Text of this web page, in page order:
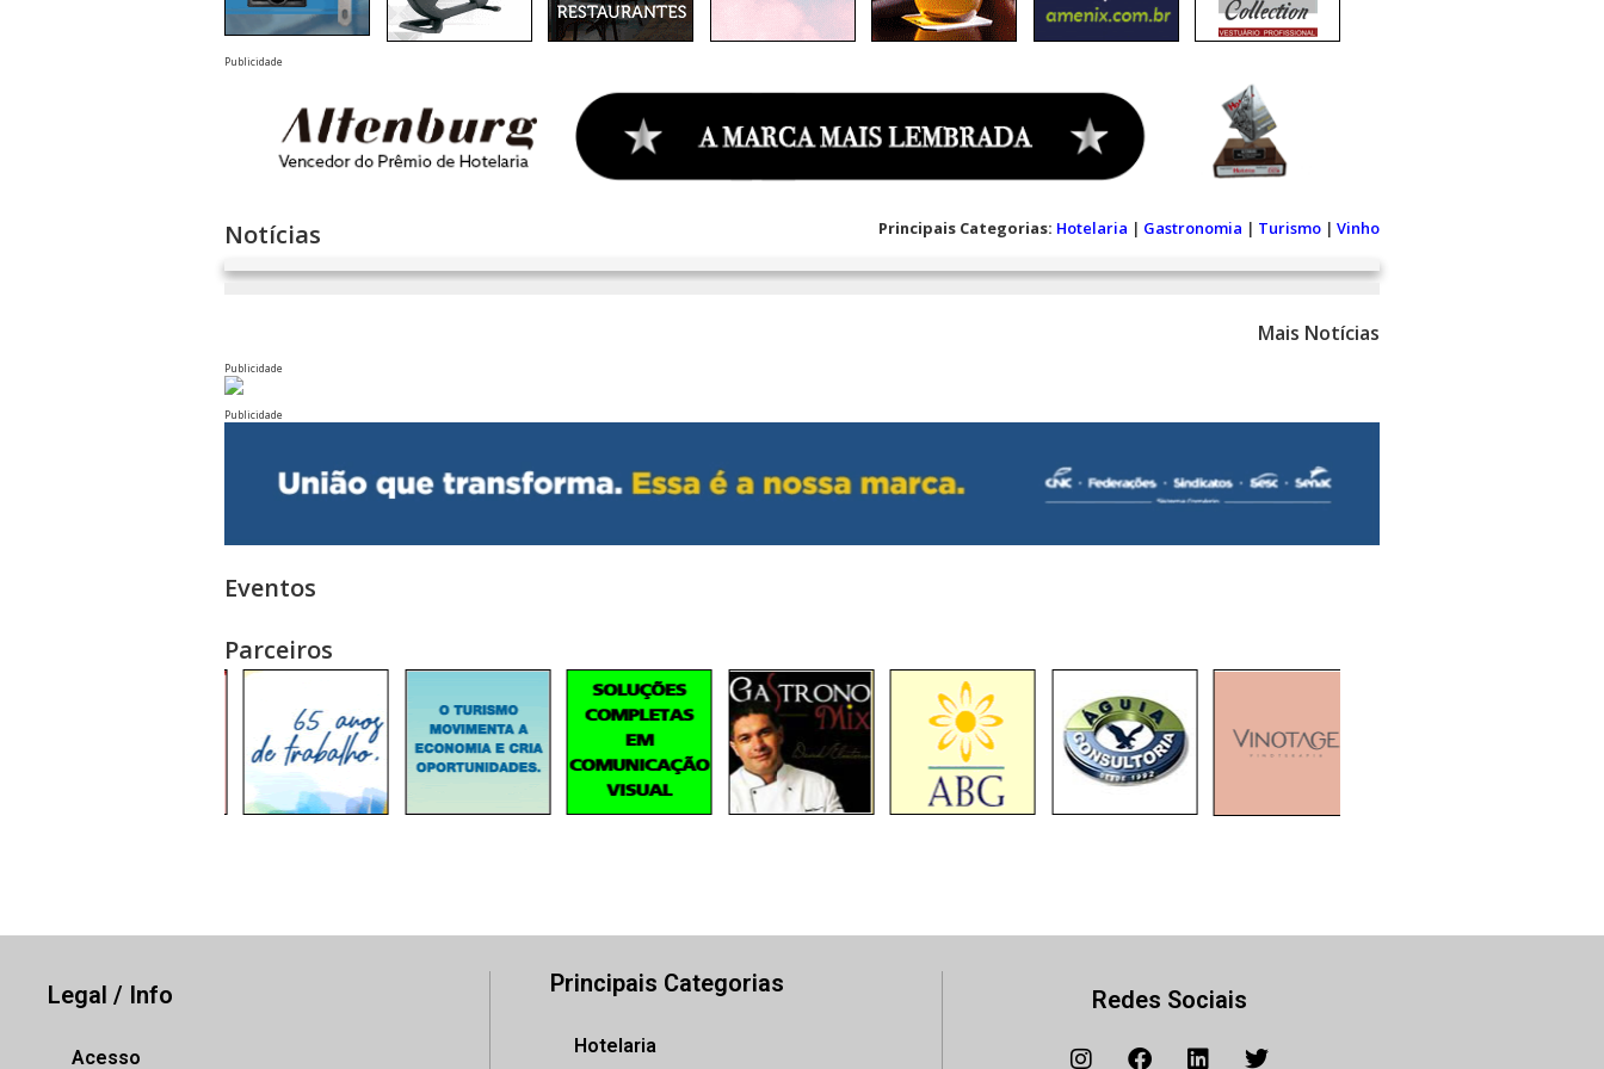
Publicidade
Notícias Principais Categorias: Hotelaria | Gastronomia | Turismo | Vinho
Mais Notícias
Publicidade
Publicidade
Eventos
Parceiros
Legal / Info
Acesso
Principais Categorias
Hotelaria
Redes Sociais